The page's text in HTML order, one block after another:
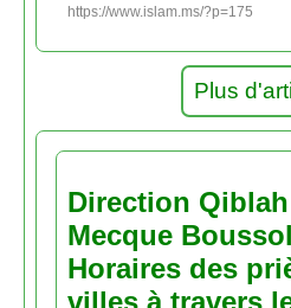
https://www.islam.ms/?p=175
Plus
Direction Qiblah
Mecque
Horaires des
villes à travers